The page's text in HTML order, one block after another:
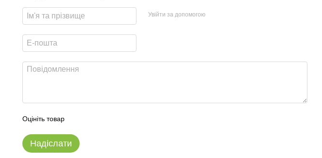
Увійти за допомогою
Оцініть товар
Надіслати